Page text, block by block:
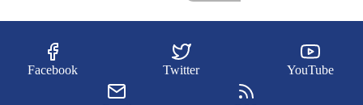
Facebook Twitter YouTube